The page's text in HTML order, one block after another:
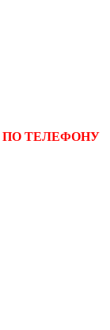
ПО ТЕЛЕФОНУ